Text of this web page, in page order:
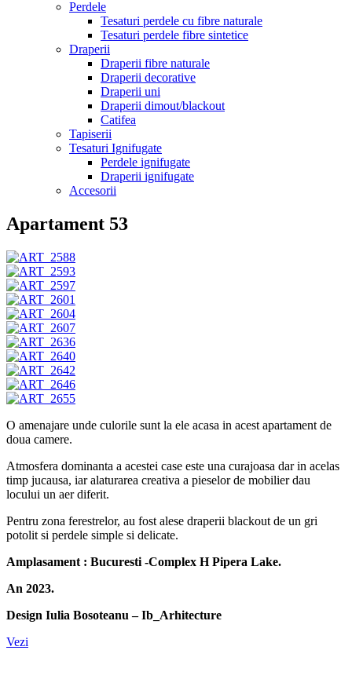
Perdele
Tesaturi perdele cu fibre naturale
Tesaturi perdele fibre sintetice
Draperii
Draperii fibre naturale
Draperii decorative
Draperii uni
Draperii dimout/blackout
Catifea
Tapiserii
Tesaturi Ignifugate
Perdele ignifugate
Draperii ignifugate
Accesorii
Apartament 53
O amenajare unde culorile sunt la ele acasa in acest apartament de
doua camere.
Atmosfera dominanta a acestei case este una curajoasa dar in acelas
timp jucausa, iar alaturarea creativa a pieselor de mobilier dau
locului un aer diferit.
Pentru zona ferestrelor, au fost alese draperii blackout de un gri
potolit si perdele simple si delicate.
Amplasament : Bucuresti -Complex H Pipera Lake.
An 2023.
Design Iulia Bosoteanu – Ib_Arhitecture
Vezi